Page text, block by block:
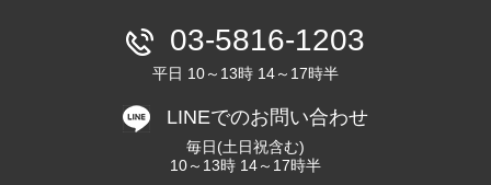
03-5816-1203
平日 10～13時 14～17時半
LINEでのお問い合わせ
毎日(土日祝含む)
10～13時 14～17時半